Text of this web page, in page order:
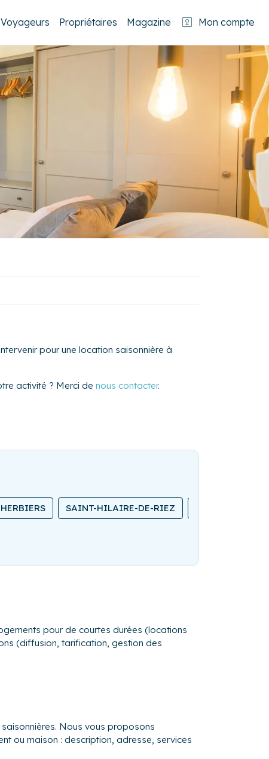
Voyageurs Propriétaires Magazine Mon compte
pour une location saisonnière à
activité ? Merci de nous contacter.
SAINT-HILAIRE-DE-RIEZ
pour de courtes durées (locations
(diffusion, tarification, gestion des
Nous vous proposons
ou maison : description, adresse, services